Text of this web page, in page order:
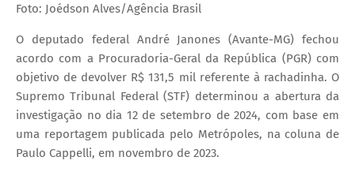
Foto: Joédson Alves/Agência Brasil
O deputado federal André Janones (Avante-MG) fechou
acordo com a Procuradoria-Geral da República (PGR) com
objetivo de devolver R$ 131,5 mil referente à rachadinha. O
Supremo Tribunal Federal (STF) determinou a abertura da
investigação no dia 12 de setembro de 2024, com base em
uma reportagem publicada pelo Metrópoles, na coluna de
Paulo Cappelli, em novembro de 2023.